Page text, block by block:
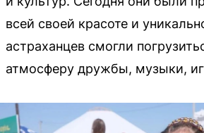
всей своей красоте и
астраханцев смогли
атмосферу дружбы, музыки,